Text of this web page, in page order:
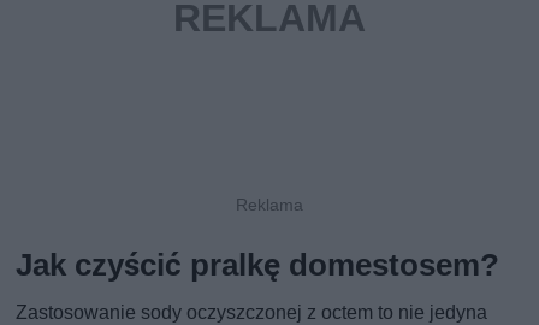
Jak czyścić pralkę domestosem?
Zastosowanie sody oczyszczonej z octem to nie jedyna